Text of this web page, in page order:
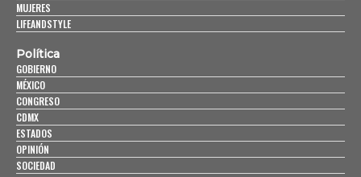
MUJERES
LIFEANDSTYLE
Política
GOBIERNO
MÉXICO
CONGRESO
CDMX
ESTADOS
OPINIÓN
SOCIEDAD